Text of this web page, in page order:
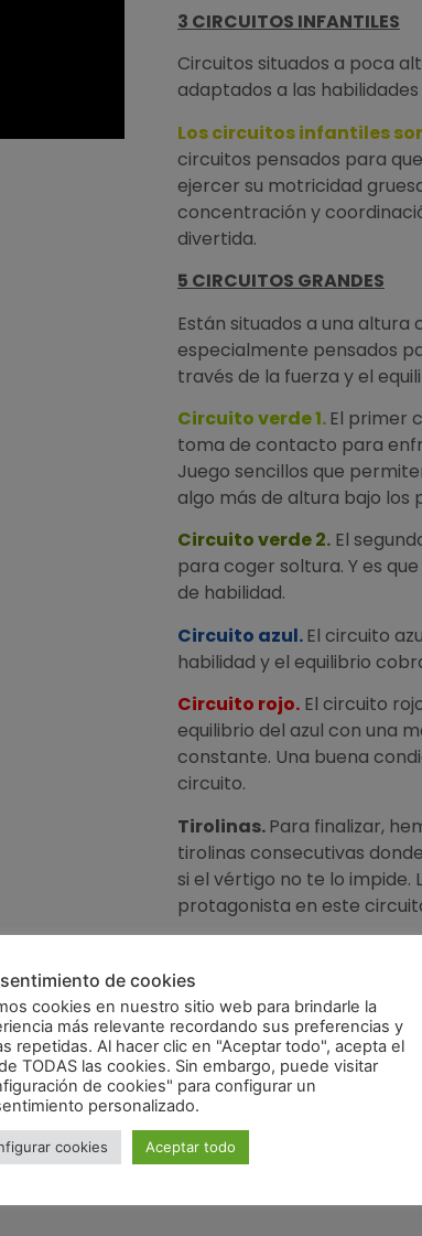
3 CIRCUITOS INFANTILES
Circuitos situados a poca
adaptados a las
Los circuitos infantiles
circuitos pensados para
ejercer su motricidad
concentración y
divertida.
5 CIRCUITOS GRANDES
Están situados a una altura
especialmente pensados
través de la fuerza y el
Circuito verde 1.El primer
toma de contacto para
Juego sencillos que
algo más de altura bajo los
Circuito verde 2.El
para coger soltura. Y es
de habilidad.
Circuito azul.El circuito
habilidad y el equilibrio
Circuito rojo.El circuito
equilibrio del azul con una
constante. Una buena
circuito.
Tirolinas.Para finalizar,
tirolinas consecutivas
si el vértigo no te lo impide.
protagonista en este
a circuitos
según la edad de los usuarios
Con
de cookies
cookies en nuestro sitio web para brindarle la
más relevante recordando sus preferencias y
repetidas. Al hacer clic en "Aceptar todo", acepta el
TODAS las cookies. Sin embargo, puede visitar
de cookies" para configurar un
personalizado.
cookies Aceptar todo